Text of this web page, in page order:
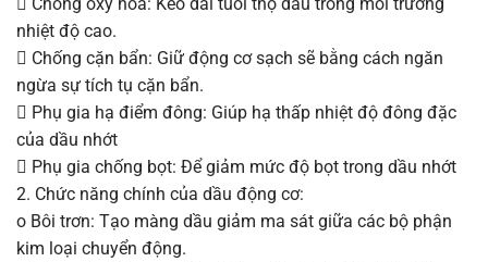
nhiệt độ cao.
 Chống cặn bẩn: Giữ động cơ sạch sẽ bằng cách ngăn
ngừa sự tích tụ cặn bẩn.
 Phụ gia hạ điểm đông: Giúp hạ thấp nhiệt độ đông đặc
của dầu nhớt
 Phụ gia chống bọt: Để giảm mức độ bọt trong dầu nhớt
2. Chức năng chính của dầu động cơ:
o Bôi trơn: Tạo màng dầu giảm ma sát giữa các bộ phận
kim loại chuyển động.